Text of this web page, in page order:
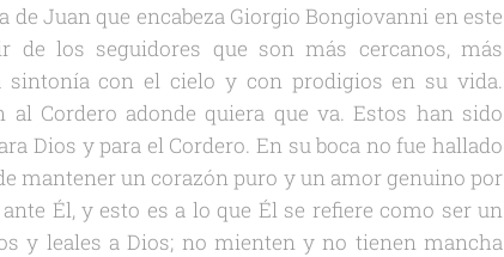
Juan que encabeza Giorgio Bongiovanni en este
de los seguidores que son más cercanos, más
con el cielo y con prodigios en su vida.
Cordero adonde quiera que va. Estos han sido
Dios y para el Cordero. En su boca no fue hallado
mantener un corazón puro y un amor genuino por
Él, y esto es a lo que Él se refiere como ser un
y leales a Dios; no mienten y no tienen mancha